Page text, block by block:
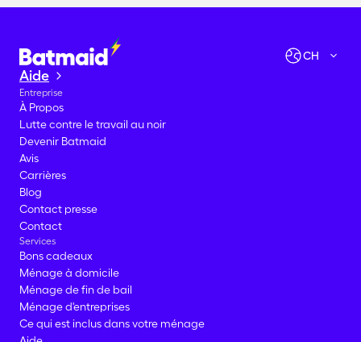
CH
Aide
Entreprise
À Propos
Lutte contre le travail au noir
Devenir Batmaid
Avis
Carrières
Blog
Contact presse
Contact
Services
Bons cadeaux
Ménage à domicile
Ménage de fin de bail
Ménage d'entreprises
Ce qui est inclus dans votre ménage